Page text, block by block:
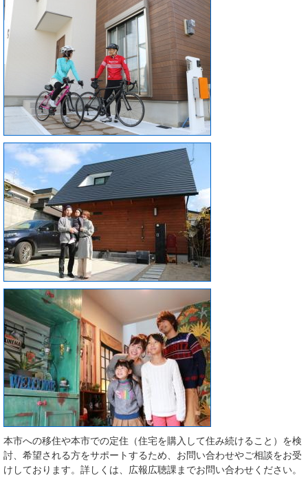
本市への移住や本市での定住（住宅を購入して住み続けること）を検
討、希望される方をサポートするため、お問い合わせやご相談をお受
けしております。詳しくは、広報広聴課までお問い合わせください。